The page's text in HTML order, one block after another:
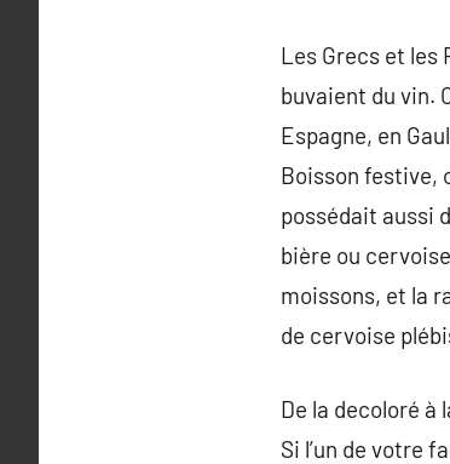
Les Grecs et les
buvaient du vin.
Espagne, en
Boisson festive,
possédait aussi
bière ou
moissons, et la
de cervoise
De la decoloré à
Si l’un de votre